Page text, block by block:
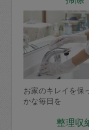
お家のキレイを保
かな毎日を
整理収